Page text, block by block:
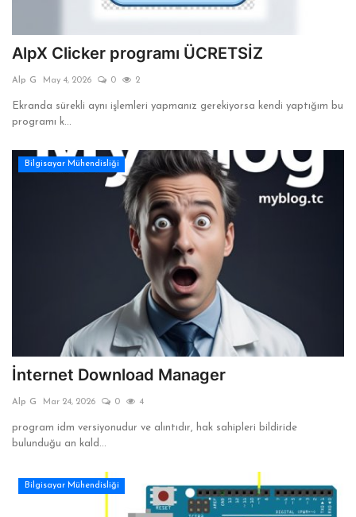
AlpX Clicker programı ÜCRETSİZ
Alp G May 4, 2026 0 2
Ekranda sürekli aynı işlemleri yapmanız gerekiyorsa kendi yaptığım bu
programı k...
Bilgisayar Mühendisliği
İnternet Download Manager
Alp G Mar 24, 2026 0 4
program idm versiyonudur ve alıntıdır, hak sahipleri bildiride
bulunduğu an kald...
Bilgisayar Mühendisliği